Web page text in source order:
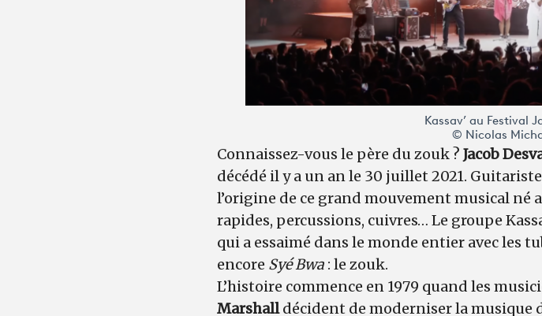
Kassav’ au Festival
© Nicolas
Connaissez-vous le père du zouk ? Jacob
décédé il y a un an le 30 juillet 2021.
l’origine de ce grand mouvement musical né
rapides, percussions, cuivres… Le groupe
qui a essaimé dans le monde entier avec les
encore Syé Bwa : le zouk.
L’histoire commence en 1979 quand les
Marshalldécident de moderniser la musique